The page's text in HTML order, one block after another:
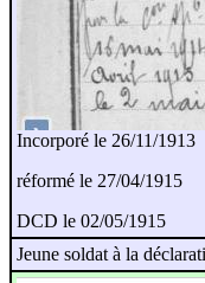
Incorporé le 26/11/1913
réformé le 27/04/1915
DCD le 02/05/1915
Jeune soldat à la